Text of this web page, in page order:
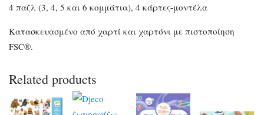
4 παζλ (3, 4, 5 και 6 κομμάτια), 4 κάρτες-μοντέλα
Κατασκευασμένο από χαρτί και χαρτόνι με πιστοποίηση
FSC®.
Related products